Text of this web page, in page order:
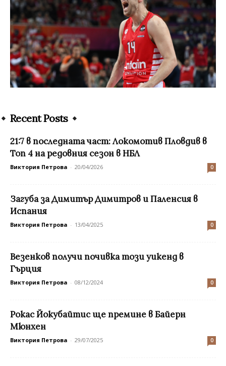
Recent Posts
21:7 в последната част: Локомотив Пловдив в
Топ 4 на редовния сезон в НБЛ
Виктория Петрова - 20/04/2026 0
Загуба за Димитър Димитров и Паленсия в
Испания
Виктория Петрова - 13/04/2025 0
Везенков получи почивка този уикенд в
Гърция
Виктория Петрова - 08/12/2024 0
Рокас Йокубайтис ще премине в Байерн
Мюнхен
Виктория Петрова - 29/07/2025 0